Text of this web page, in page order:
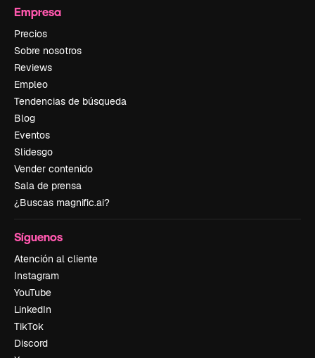
Empresa
Precios
Sobre nosotros
Reviews
Empleo
Tendencias de búsqueda
Blog
Eventos
Slidesgo
Vender contenido
Sala de prensa
¿Buscas magnific.ai?
Síguenos
Atención al cliente
Instagram
YouTube
LinkedIn
TikTok
Discord